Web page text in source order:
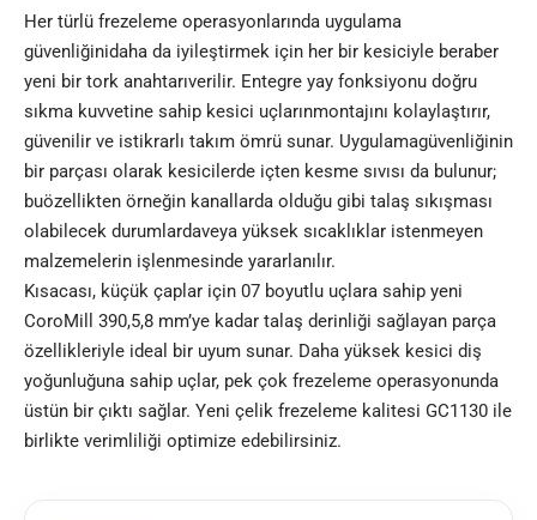
Her türlü frezeleme operasyonlarında uygulama
güvenliğinidaha da iyileştirmek için her bir kesiciyle beraber
yeni bir tork anahtarıverilir. Entegre yay fonksiyonu doğru
sıkma kuvvetine sahip kesici uçlarınmontajını kolaylaştırır,
güvenilir ve istikrarlı takım ömrü sunar. Uygulamagüvenliğinin
bir parçası olarak kesicilerde içten kesme sıvısı da bulunur;
buözellikten örneğin kanallarda olduğu gibi talaş sıkışması
olabilecek durumlardaveya yüksek sıcaklıklar istenmeyen
malzemelerin işlenmesinde yararlanılır.
Kısacası, küçük çaplar için 07 boyutlu uçlara sahip yeni
CoroMill 390,5,8 mm’ye kadar talaş derinliği sağlayan parça
özellikleriyle ideal bir uyum sunar. Daha yüksek kesici diş
yoğunluğuna sahip uçlar, pek çok frezeleme operasyonunda
üstün bir çıktı sağlar. Yeni çelik frezeleme kalitesi GC1130 ile
birlikte verimliliği optimize edebilirsiniz.